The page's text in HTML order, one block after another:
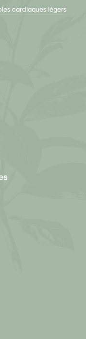
cardiaques légers